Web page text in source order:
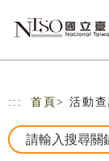
::: 首頁 > 活動查